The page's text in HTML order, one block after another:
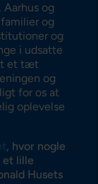
og
og
og
i udsatte
et tæt
og
for os at
oplevelse
, hvor nogle
et lille
Husets